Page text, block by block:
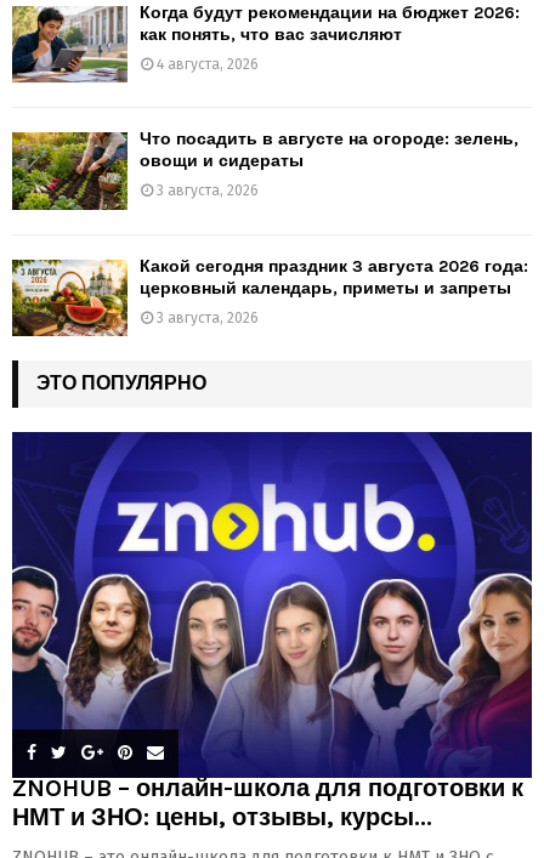
Когда будут рекомендации на бюджет 2026:
как понять, что вас зачисляют
4 августа, 2026
Что посадить в августе на огороде: зелень,
овощи и сидераты
3 августа, 2026
Какой сегодня праздник 3 августа 2026 года:
церковный календарь, приметы и запреты
3 августа, 2026
ЭТО ПОПУЛЯРНО
ZNOHUB – онлайн-школа для подготовки к
НМТ и ЗНО: цены, отзывы, курсы...